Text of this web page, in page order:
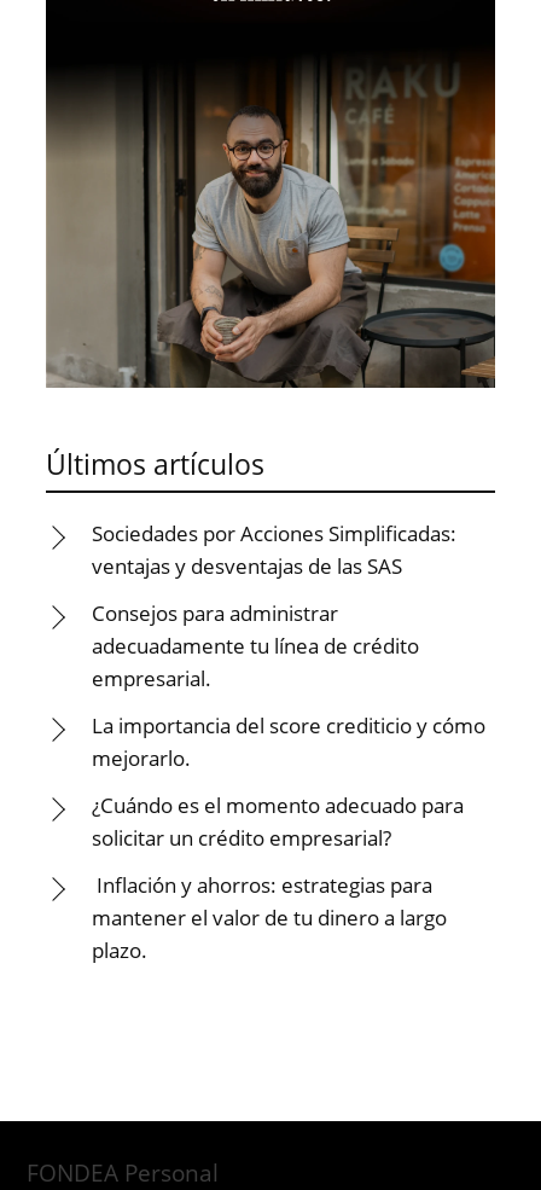
Últimos artículos
Sociedades por Acciones Simplificadas:
ventajas y desventajas de las SAS
Consejos para administrar
adecuadamente tu línea de crédito
empresarial.
La importancia del score crediticio y cómo
mejorarlo.
¿Cuándo es el momento adecuado para
solicitar un crédito empresarial?
Inflación y ahorros: estrategias para
mantener el valor de tu dinero a largo
plazo.
FONDEA Personal